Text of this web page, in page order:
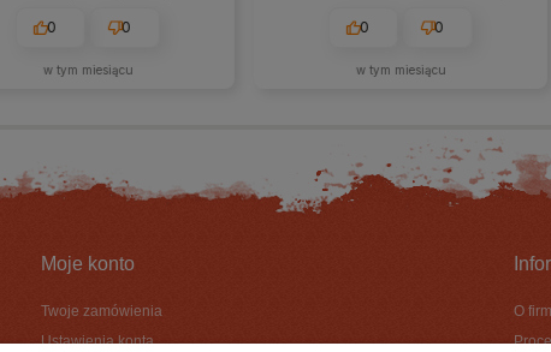
0 0
w tym miesiącu
realizacji, pakowaniem. Gorąco
jestem ich stałą klientką❤️
0 0
w tym miesiącu
Moje konto
Twoje zamówienia
Ustawienia konta
O